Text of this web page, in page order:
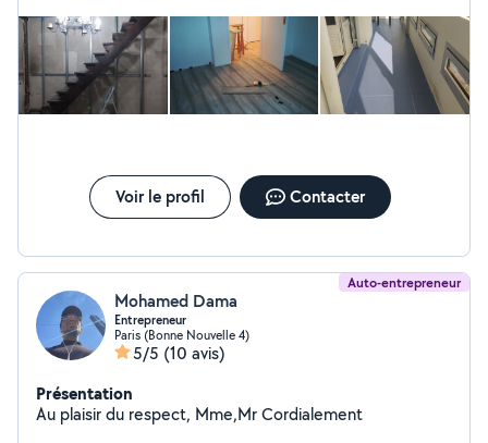
de lui et c'est appréciable. Je vous le recommande !
Voir le profil Contacter
Auto-entrepreneur
Mohamed Dama
Entrepreneur
Paris (Bonne Nouvelle 4)
5/5 (10 avis)
Présentation
Au plaisir du respect, Mme,Mr Cordialement